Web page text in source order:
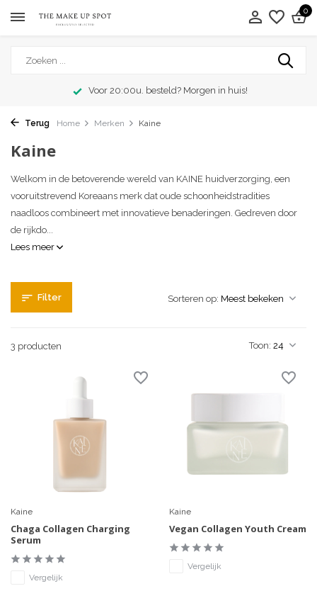
0
Voor 20:00u. besteld? Morgen in huis!
Terug Home Merken Kaine
Kaine
Welkom in de betoverende wereld van KAINE huidverzorging, een
vooruitstrevend Koreaans merk dat oude schoonheidstradities
naadloos combineert met innovatieve benaderingen. Gedreven door
de rijkdo...
Lees meer
Filter
3 producten Toon:
Sorteren op:
Kaine
Chaga Collagen Charging
Serum
Vergelijk
Kaine
Vegan Collagen Youth Cream
Vergelijk